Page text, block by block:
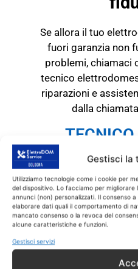
Gestisci la
Utilizziamo tecnologie come i cookie per
del dispositivo. Lo facciamo per
annunci (non) personalizzati. Il consenso
elaborare dati quali il comportamento di
mancato consenso o la revoca del
alcune caratteristiche e funzioni.
Gestisci servizi
Se allora il tuo
fuori garanzia non
problemi, chiamaci
tecnico
riparazioni e
dalla
RICAMBI CON
1
Il tecnico
Baricellainterviene
ARISTON fuori
sono effettuati